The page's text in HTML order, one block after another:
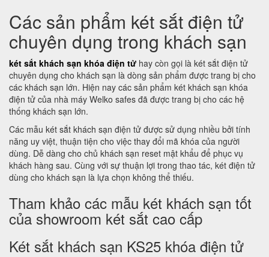
Các sản phẩm két sắt điện tử
chuyên dụng trong khách sạn
két sắt khách sạn khóa điện tử hay còn gọi là két sắt điện tử
chuyên dụng cho khách sạn là dòng sản phẩm được trang bị cho
các khách sạn lớn. Hiện nay các sản phẩm két khách sạn khóa
điện tử của nhà máy Welko safes đã được trang bị cho các hệ
thống khách sạn lớn.
Các mẫu két sắt khách sạn điện tử được sử dụng nhiều bởi tính
năng uy việt, thuận tiện cho việc thay đổi mã khóa của người
dùng. Dễ dàng cho chủ khách sạn reset mật khẩu để phục vụ
khách hàng sau. Cùng với sự thuận lợi trong thao tác, két điện tử
dùng cho khách sạn là lựa chọn không thể thiếu.
Tham khảo các mẫu két khách sạn tốt
của showroom két sắt cao cấp
Két sắt khách sạn KS25 khóa điện tử